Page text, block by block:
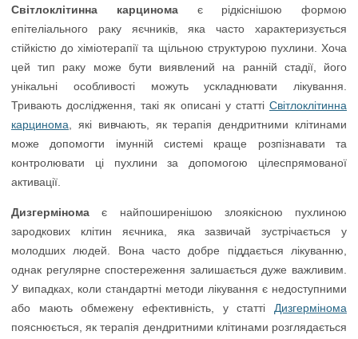
Світлоклітинна карциномає рідкіснішою формою
епітеліального раку яєчників, яка часто характеризується
стійкістю до хіміотерапії та щільною структурою пухлини. Хоча
цей тип раку може бути виявлений на ранній стадії, його
унікальні особливості можуть ускладнювати лікування.
Тривають дослідження, такі як описані у статті Світлоклітинна
карцинома , які вивчають, як терапія дендритними клітинами
може допомогти імунній системі краще розпізнавати та
контролювати ці пухлини за допомогою цілеспрямованої
активації.
Дизгермінома є найпоширенішою злоякісною пухлиною
зародкових клітин яєчника, яка зазвичай зустрічається у
молодших людей. Вона часто добре піддається лікуванню,
однак регулярне спостереження залишається дуже важливим.
У випадках, коли стандартні методи лікування є недоступними
або мають обмежену ефективність, у статті Дизгермінома
пояснюється, як терапія дендритними клітинами розглядається